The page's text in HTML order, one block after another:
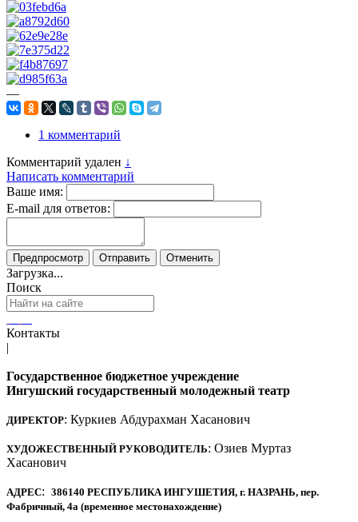
—
1 комментарий
Комментарий удален ↓
Написать комментарий
Ваше имя:
E-mail для ответов:
Загрузка...
Поиск
Контакты
|
Государственное бюджетное учреждение
Ингушский государственный молодежный театр
ДИРЕКТОР: Куркиев Абдурахман Хасанович
ХУДОЖЕСТВЕННЫЙ РУКОВОДИТЕЛЬ: Озиев Муртаз
Хасанович
АДРЕС: 386140 РЕСПУБЛИКА ИНГУШЕТИЯ, г. НАЗРАНЬ, пер.
Фабричный, 4а (временное местонахождение)